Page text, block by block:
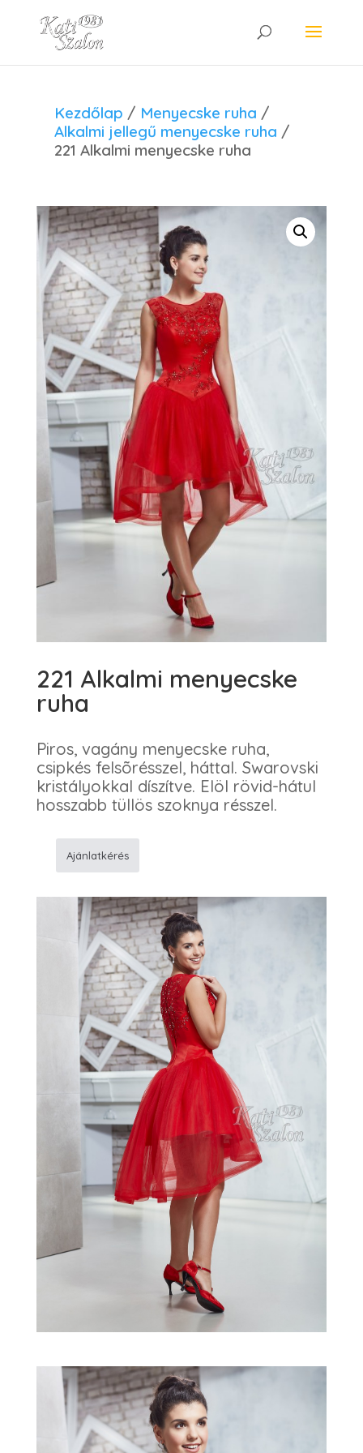
Kezdőlap / Menyecske ruha /
Alkalmi jellegű menyecske ruha /
221 Alkalmi menyecske ruha
221 Alkalmi menyecske
ruha
Piros, vagány menyecske ruha,
csipkés felsõrésszel, háttal. Swarovski
kristályokkal díszítve. Elöl rövid-hátul
hosszabb tüllös szoknya résszel.
menyecske
mennyiség
Ajánlatkérés